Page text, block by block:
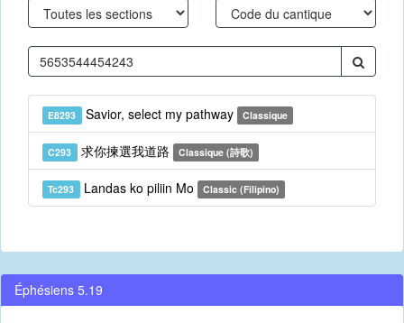
E8293 Savior, select my pathway Classique
C293 求你揀選我道路 Classique (詩歌)
Tc293 Landas ko piliin Mo Classic (Filipino)
Éphésiens 5.19